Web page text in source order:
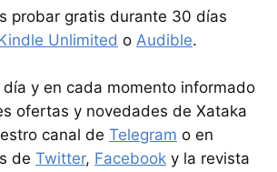
probar gratis durante 30 días
Unlimited o Audible.
y en cada momento informado
ofertas y novedades de Xataka
canal de Telegram o en
de Twitter, Facebook y la revista